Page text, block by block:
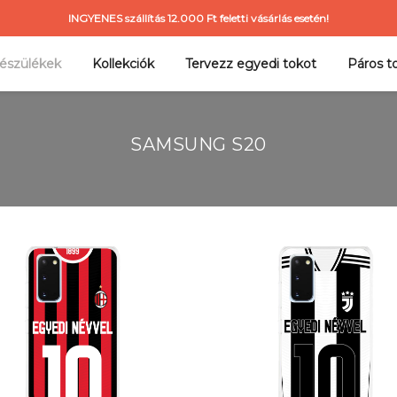
INGYENES szállítás 12.000 Ft feletti vásárlás esetén!
Kollekciók Tervezz egyedi tokot Páros
SAMSUNG S20